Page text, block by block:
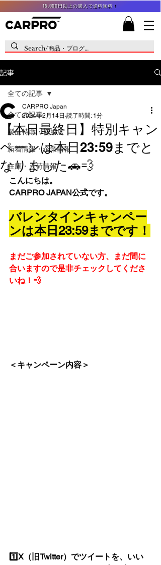
15,000円以上の購入で送料無料！
記事
全ての記事
製品特徴・使用法
新着情報・企業情報
在庫・入荷情報
全ての記事
【本日最終日】特別キャン
ペーンは本日23:59までと
なりました🚗💨
CARPRO Japan
2024年2月14日 読了時間: 1分
こんにちは。
CARPRO JAPAN公式です。
バレンタインキャンペー
ンは本日23:59までです！
まだご参加されていない方、まだ間に
合いますので是非チェックしてくださ
いね！💨
＜キャンペーン内容＞
1️⃣X（旧Twitter）でツイートを、いい